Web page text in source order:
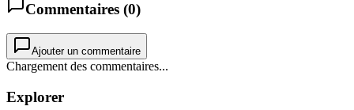
Commentaires (0)
Ajouter un commentaire
Chargement des commentaires...
Explorer